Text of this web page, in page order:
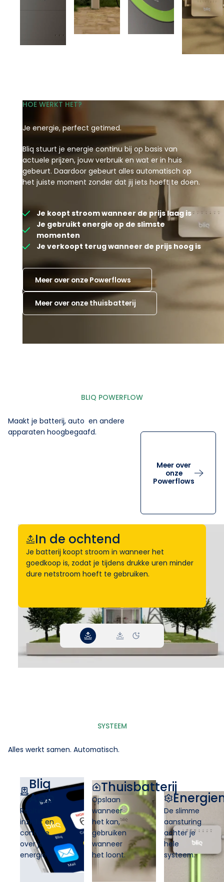
HOE WERKT HET?
Je energie, perfect getimed.
Bliq stuurt je energie continu bij op basis van
actuele prijzen, jouw verbruik en wat er in huis
gebeurt. Daardoor gebeurt alles automatisch op
het juiste moment zonder dat jij iets hoeft te doen.
Je koopt stroom wanneer de prijs laag is
Je gebruikt energie op de slimste
momenten
Je verkoopt terug wanneer de prijs hoog is
Meer over onze Powerflows
Meer over onze thuisbatterij
BLIQ POWERFLOW
Maakt je batterij, auto en andere
apparaten hoogbegaafd.
Meer over
onze
Powerflows
In de ochtend
Je batterij koopt stroom in wanneer het
goedkoop is, zodat je tijdens drukke uren minder
dure netstroom hoeft te gebruiken.
SYSTEEM
Alles werkt samen. Automatisch.
Bliq
App
Realtime
inzicht en
controle
over je
energie
Thuisbatterij
Opslaan
wanneer
het kan,
gebruiken
wanneer
het loont.
De slimme
aansturing
achter je
hele
systeem.